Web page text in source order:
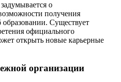
о
получения
образовании. Существует
официального
открыть новые карьерные
организации